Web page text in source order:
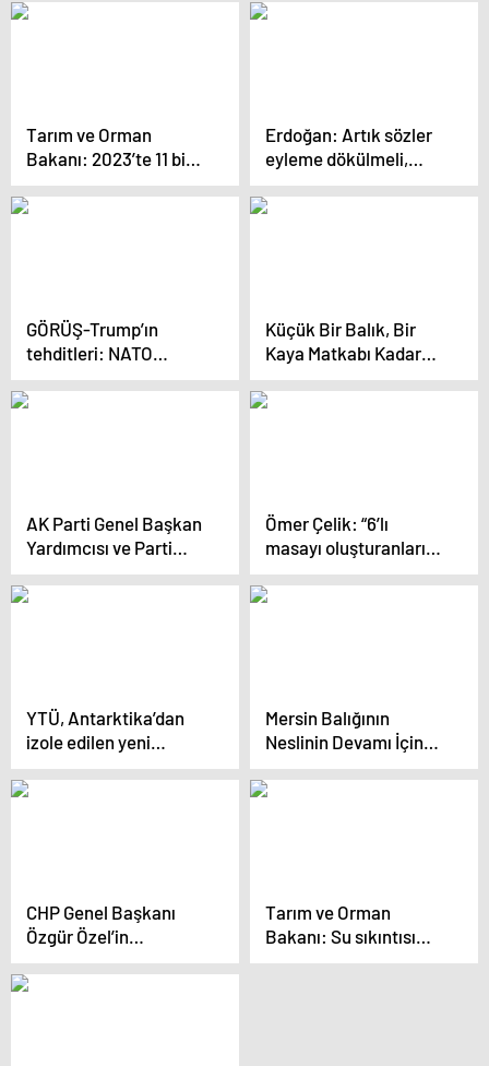
yaşam alanlarına
Ev Sahipliği Yapıyor
Tarım ve Orman
Bakanı: 2023’te 11 bin
284 yaban hayvanı
tedavi edilip doğal
Erdoğan: Artık sözler
eyleme dökülmeli,
Gazze’de garantörlüğe
hazırız
GÖRÜŞ-Trump’ın
tehditleri: NATO
Türkiye gerçeğine yeni
uyanıyor
Küçük Bir Balık, Bir
Kaya Matkabı Kadar
Yüksek Ses Çıkarıyor
AK Parti Genel Başkan
Yardımcısı ve Parti
Sözcüsü Çelik: “6’lı
masayı oluşturanların
Ömer Çelik: “6’lı
masayı oluşturanların
milletten özür borcu
var”
YTÜ, Antarktika’dan
izole edilen yeni
bakteri türleriyle enerji
tasarrufu sağlayacak
Mersin Balığının
Neslinin Devamı İçin
Sosyal Medya
Çalışmaları
CHP Genel Başkanı
Özgür Özel’in
Korumaları ile
Gazeteciler Arasında
Tarım ve Orman
Bakanı: Su sıkıntısı
yaşayan ülkeler